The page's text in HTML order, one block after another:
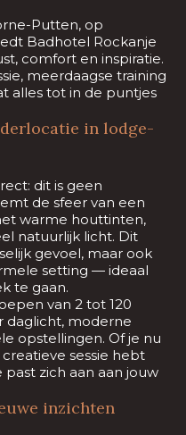
Putten, op
Badhotel Rockanje
comfort en inspiratie.
meerdaagse training
alles tot in de puntjes
in lodge-
dit is geen
de sfeer van een
warme houttinten,
natuurlijk licht. Dit
gevoel, maar ook
setting — ideaal
te gaan.
van 2 tot 120
daglicht, moderne
opstellingen. Of je nu
sessie hebt
zich aan aan jouw
inzichten